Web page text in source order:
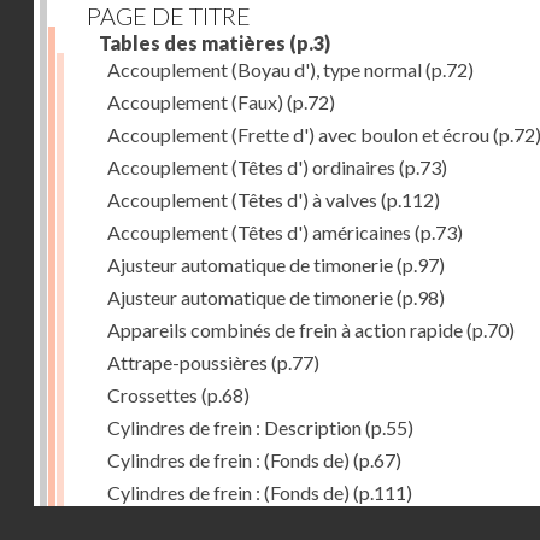
PAGE DE TITRE
Tables des matières (p.3)
Accouplement (Boyau d'), type normal(p.72)
Accouplement (Faux) (p.72)
Accouplement (Frette d') avec boulon et écrou(p.72)
Accouplement (Têtes d') ordinaires (p.73)
Accouplement (Têtes d') à valves (p.112)
Accouplement (Têtes d') américaines (p.73)
Ajusteur automatique de timonerie(p.97)
Ajusteur automatique de timonerie(p.98)
Appareils combinés de frein à action rapide(p.70)
Attrape-poussières (p.77)
Crossettes (p.68)
Cylindres de frein : Description(p.55)
Cylindres de frein : (Fonds de) (p.67)
Cylindres de frein : (Fonds de) (p.111)